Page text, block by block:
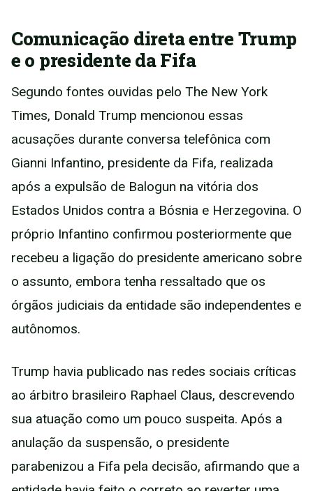
Comunicação direta entre Trump
e o presidente da Fifa
Segundo fontes ouvidas pelo The New York
Times, Donald Trump mencionou essas
acusações durante conversa telefônica com
Gianni Infantino, presidente da Fifa, realizada
após a expulsão de Balogun na vitória dos
Estados Unidos contra a Bósnia e Herzegovina. O
próprio Infantino confirmou posteriormente que
recebeu a ligação do presidente americano sobre
o assunto, embora tenha ressaltado que os
órgãos judiciais da entidade são independentes e
autônomos.
Trump havia publicado nas redes sociais críticas
ao árbitro brasileiro Raphael Claus, descrevendo
sua atuação como um pouco suspeita. Após a
anulação da suspensão, o presidente
parabenizou a Fifa pela decisão, afirmando que a